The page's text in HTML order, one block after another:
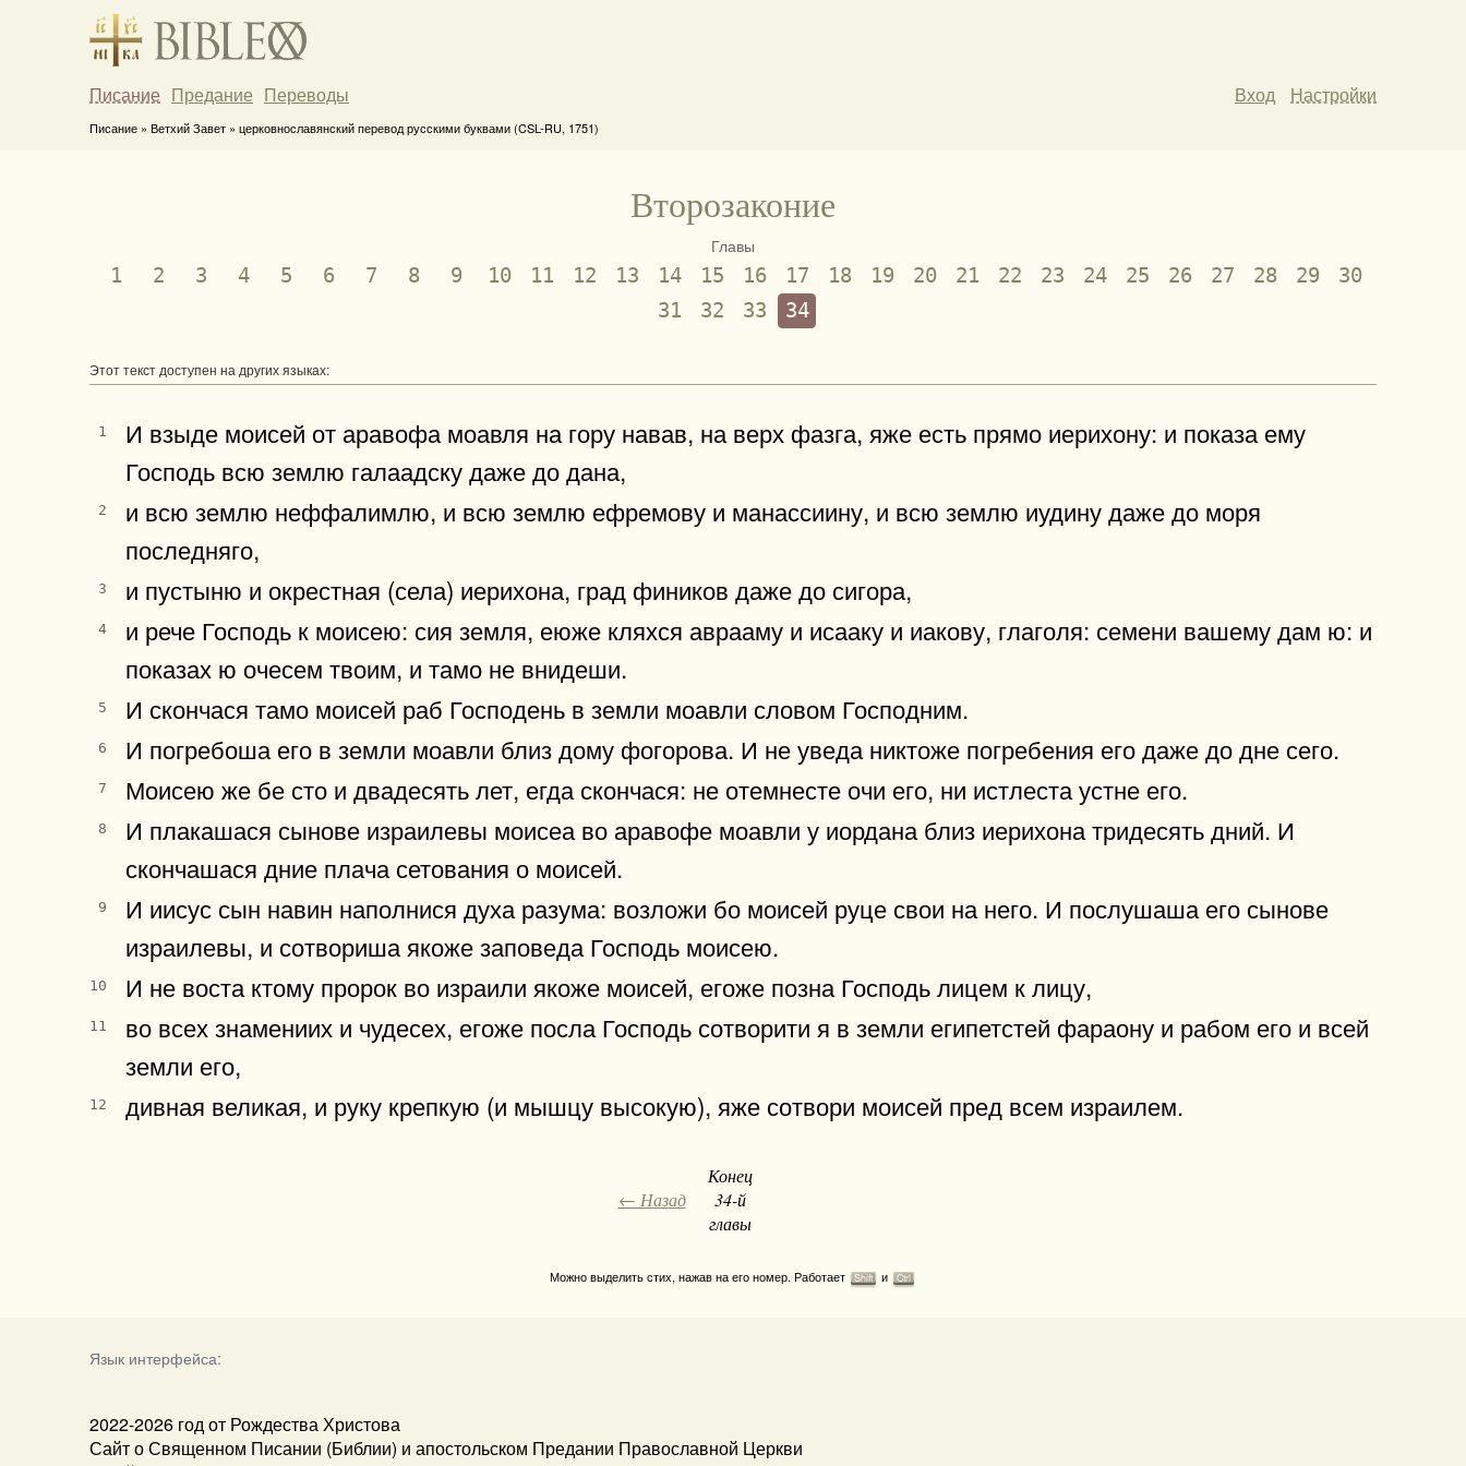
Писание Предание Переводы Вход Настройки
Писание » Ветхий Завет » церковнославянский перевод русскими буквами (CSL-RU, 1751)
Второзаконие
Главы
1 2 3 4 5 6 7 8 9 10 11 12 13 14 15 16 17 18 19 20 21 22 23 24 25 26 27 28 29
30
31
32 33 34
Этот текст доступен на других языках:
1
И взыде моисей от аравофа моавля на гору навав, на верх фазга, яже есть прямо иерихону: и показа ему
Господь всю землю галаадску даже до дана,
2
и всю землю неффалимлю, и всю землю ефремову и манассиину, и всю землю иудину даже до моря
последняго,
3 и пустыню и окрестная (села) иерихона, град фиников даже до сигора,
4
и рече Господь к моисею: сия земля, еюже кляхся аврааму и исааку и иакову, глаголя: семени вашему дам ю: и
показах ю очесем твоим, и тамо не внидеши.
5 И скончася тамо моисей раб Господень в земли моавли словом Господним.
6 И погребоша его в земли моавли близ дому фогорова. И не уведа никтоже погребения его даже до дне сего.
7 Моисею же бе сто и двадесять лет, егда скончася: не отемнесте очи его, ни истлеста устне его.
8
И плакашася сынове израилевы моисеа во аравофе моавли у иордана близ иерихона тридесять дний. И
скончашася дние плача сетования о моисей.
9
И иисус сын навин наполнися духа разума: возложи бо моисей руце свои на него. И послушаша его сынове
израилевы, и сотвориша якоже заповеда Господь моисею.
10 И не воста ктому пророк во израили якоже моисей, егоже позна Господь лицем к лицу,
11
во всех знамениих и чудесех, егоже посла Господь сотворити я в земли египетстей фараону и рабом его и всей
земли его,
12 дивная великая, и руку крепкую (и мышцу высокую), яже сотвори моисей пред всем израилем.
← Назад
Конец
34-й
главы
Можно выделить стих, нажав на его номер. Работает Shift и Ctrl
Язык интерфейса:
2022-2026 год от Рождества Христова
Сайт о Священном Писании (Библии) и апостольском Предании Православной Церкви